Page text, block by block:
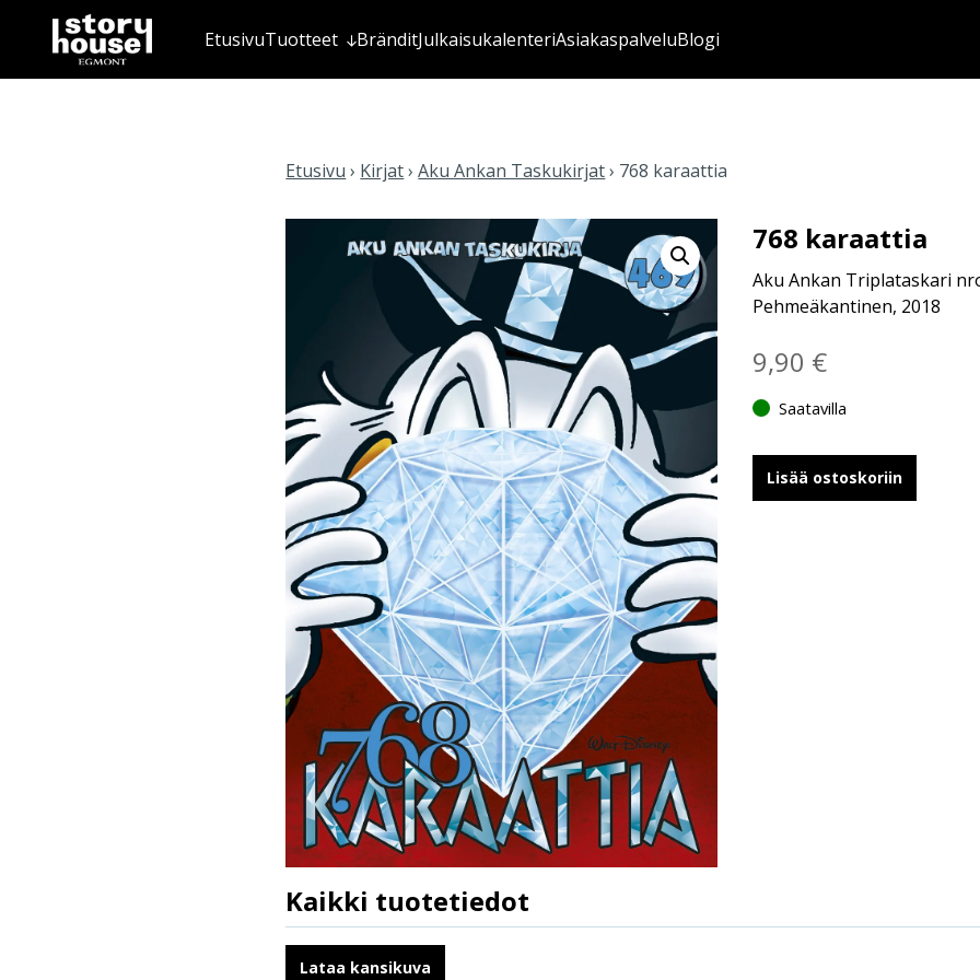
EtusivuTuotteet BränditJulkaisukalenteriAsiakaspalveluBlogi
Etusivu › Kirjat›Aku Ankan Taskukirjat› 768 karaattia
768 karaattia
Aku Ankan Triplataskari
Pehmeäkantinen, 2018
9,90 €
Saatavilla
Lisää ostoskoriin
Kaikki tuotetiedot
ISBN
9789513246716
Kirjoittajat
Lataa kansikuva